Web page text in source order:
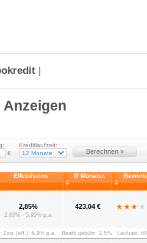
|
€
Kreditlaufzeit:
Berechnen »
Effektivzins Ø Monatsr.
2,85%
2,85% - 5,95% p.a.
423,04 €
Zins (eff.): 6,9% p.a. Bearb.gebühr: 2,5% Laufzeit: